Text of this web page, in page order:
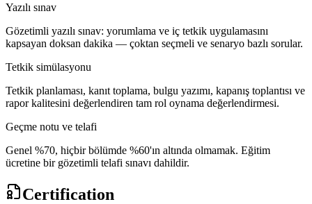
Yazılı sınav
Gözetimli yazılı sınav: yorumlama ve iç tetkik uygulamasını
kapsayan doksan dakika — çoktan seçmeli ve senaryo bazlı sorular.
Tetkik simülasyonu
Tetkik planlaması, kanıt toplama, bulgu yazımı, kapanış toplantısı ve
rapor kalitesini değerlendiren tam rol oynama değerlendirmesi.
Geçme notu ve telafi
Genel %70, hiçbir bölümde %60'ın altında olmamak. Eğitim
ücretine bir gözetimli telafi sınavı dahildir.
Certification